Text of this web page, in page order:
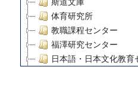
体育研究所
教職課程センター
福澤研究センター
日本語・日本文化教育